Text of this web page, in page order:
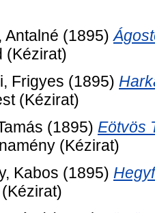
Antalné (1895)
(Kézirat)
Frigyes (1895)
(Kézirat)
(1895) Eötvös
(Kézirat)
Kabos (1895)